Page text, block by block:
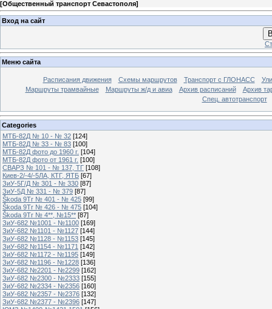
[Общественный транспорт Севастополя]
Вход на сайт
Меню сайта
Расписания движения Схемы маршрутов Транспорт с ГЛОНАСС
Маршруты трамвайные
Маршруты ж/д и авиа Архив расписаний
Архив
Спец. автотранспорт
Categories
МТБ-82Д № 10 - № 32 [124]
МТБ-82Д № 33 - № 83 [100]
МТБ-82Д фото до 1960 г. [104]
МТБ-82Д фото от 1961 г. [100]
СВАРЗ № 101 - № 137, ТГ [108]
Киев-2/-4/-5ЛА, КТГ, ЯТБ [67]
ЗиУ-5Г/Д № 301 - № 330 [87]
ЗиУ-5Д № 331 - № 379 [87]
Škoda 9Tr № 401 - № 425 [99]
Škoda 9Tr № 426 - № 475 [104]
Škoda 9Tr № 4**, №15** [87]
ЗиУ-682 №1001 - №1100 [169]
ЗиУ-682 №1101 - №1127 [144]
ЗиУ-682 №1128 - №1153 [145]
ЗиУ-682 №1154 - №1171 [142]
ЗиУ-682 №1172 - №1195 [149]
ЗиУ-682 №1196 - №1228 [136]
ЗиУ-682 №2201 - №2299 [162]
ЗиУ-682 №2300 - №2333 [155]
ЗиУ-682 №2334 - №2356 [160]
ЗиУ-682 №2357 - №2376 [132]
ЗиУ-682 №2377 - №2396 [147]